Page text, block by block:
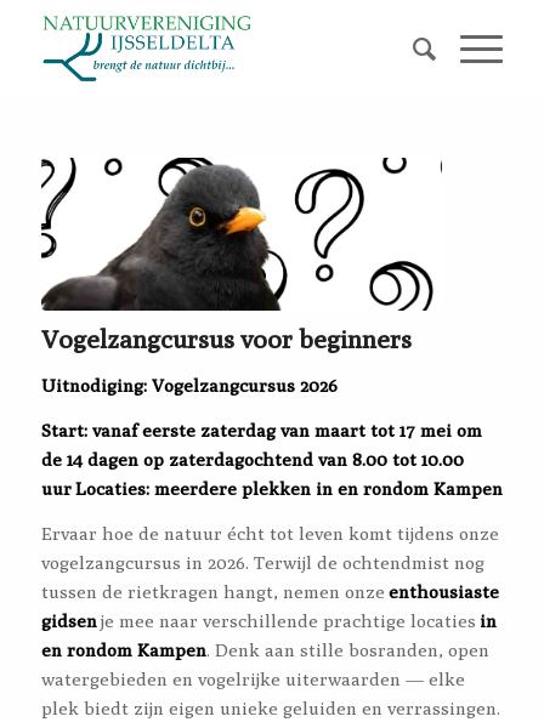
Vogelzangcursus voor beginners
Uitnodiging: Vogelzangcursus 2026
Start: vanaf eerste zaterdag van maart tot 17 meiom
de 14 dagen op zaterdagochtend van 8.00 tot 10.00
uur Locaties: meerdere plekken in en rondom Kampen
Ervaar hoe de natuur écht tot leven komt tijdens onze
vogelzangcursus in 2026. Terwijl de ochtendmist nog
tussen de rietkragen hangt, nemen onze enthousiaste
gidsenje mee naar verschillende prachtige locaties in
en rondom Kampen. Denk aan stille bosranden, open
watergebieden en vogelrijke uiterwaarden — elke
plek biedt zijn eigen unieke geluiden en verrassingen.